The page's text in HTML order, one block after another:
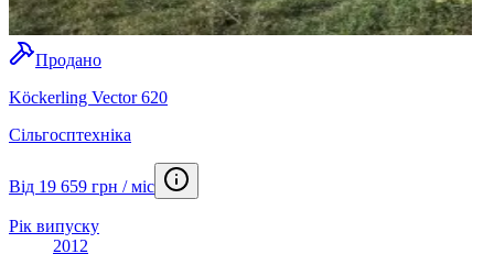
Продано
Köckerling Vector 620
Сільгосптехніка
Від 19 659 грн / міс
Рік випуску
2012